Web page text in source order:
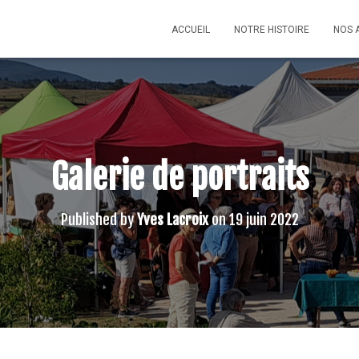
ACCUEIL NOTRE HISTOIRE NOS
Galerie de portraits
Published byYves Lacroixon19 juin 2022